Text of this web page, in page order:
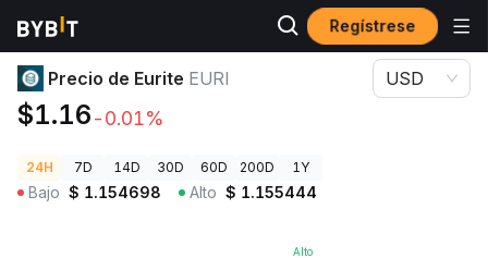
Regístrese
Precios de Criptomonedas Precio de Eurite EURI
Precio de Eurite EURI
$1.16-0.01%
USD
24H 7D 14D 30D 60D 200D 1Y
Bajo $ 1.154698 Alto $ 1.155444